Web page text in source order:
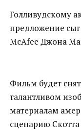
Голливудскому
предложение
McAfee Джона
Фильм будет
талантливом
материалам
сценарию